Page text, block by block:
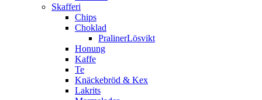
Skafferi
Chips
Choklad
PralinerLösvikt
Honung
Kaffe
Te
Knäckebröd & Kex
Lakrits